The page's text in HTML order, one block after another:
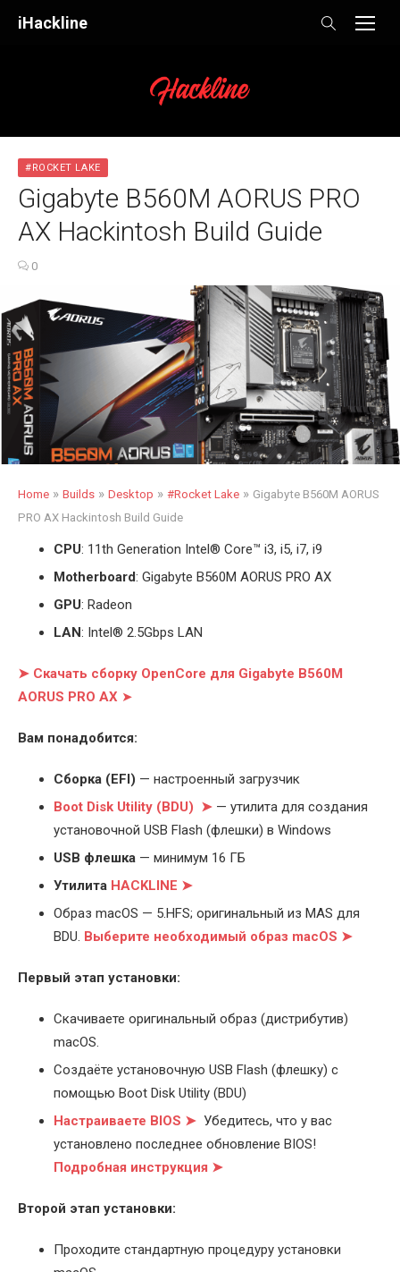
iHackline
#ROCKET LAKE
Gigabyte B560M AORUS PRO
AX Hackintosh Build Guide
0
Home » Builds » Desktop » #Rocket Lake » Gigabyte B560M AORUS
PRO AX Hackintosh Build Guide
CPU: 11th Generation Intel® Core™ i3, i5, i7, i9
Motherboard: Gigabyte B560M AORUS PRO AX
GPU: Radeon
LAN: Intel® 2.5Gbps LAN
➤ Скачать сборку OpenCore для Gigabyte B560M
AORUS PRO AX ➤
Вам понадобится:
Cборка (EFI) — настроенный загрузчик
Boot Disk Utility (BDU) ➤ — утилита для создания
установочной USB Flash (флешки) в Windows
USB флешка — минимум 16 ГБ
Утилита HACKLINE ➤
Образ macOS — 5.HFS; оригинальный из MAS для
BDU. Выберите необходимый образ macOS ➤
Первый этап установки:
Скачиваете оригинальный образ (дистрибутив)
macOS.
Создаёте установочную USB Flash (флешку) с
помощью Boot Disk Utility (BDU)
Настраиваете BIOS ➤ Убедитесь, что у вас
установлено последнее обновление BIOS!
Подробная инструкция ➤
Второй этап установки:
Проходите стандартную процедуру установки